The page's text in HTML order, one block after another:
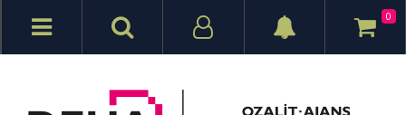
0